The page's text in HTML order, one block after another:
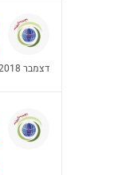
דצמבר 27th, 2018